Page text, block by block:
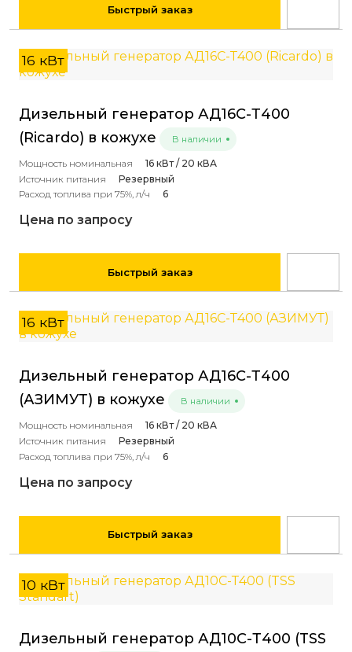
Быстрый заказ
16 кВт
Дизельный генератор АД16С-Т400
(Ricardo) в кожухе
В наличии
Мощность номинальная
16 кВт / 20 кВА
Источник питания
Резервный
Расход топлива при 75%, л/ч
6
Цена по запросу
Быстрый заказ
16 кВт
Дизельный генератор АД16С-Т400
(АЗИМУТ) в кожухе
В наличии
Мощность номинальная
16 кВт / 20 кВА
Источник питания
Резервный
Расход топлива при 75%, л/ч
6
Цена по запросу
Быстрый заказ
10 кВт
Дизельный генератор АД10С-Т400 (TSS